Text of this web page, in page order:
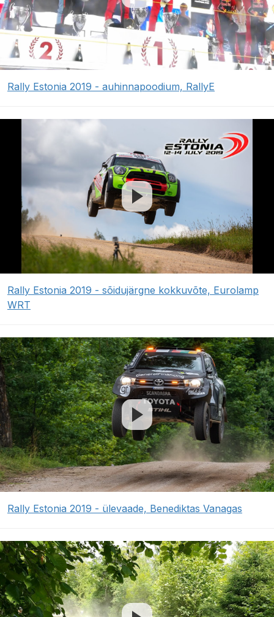
Rally Estonia 2019 - auhinnapoodium, RallyE
Rally Estonia 2019 - sõidujärgne kokkuvõte, Eurolamp
WRT
Rally Estonia 2019 - ülevaade, Benediktas Vanagas